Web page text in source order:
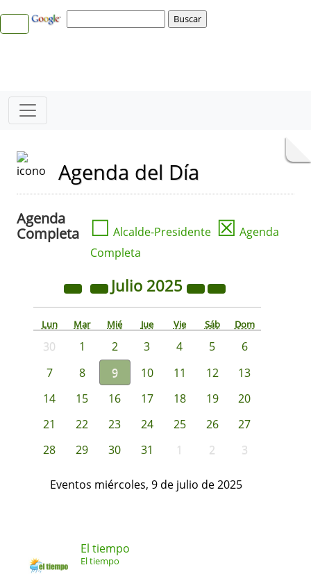
Agenda del Día
Agenda
Completa
☐ Alcalde-Presidente ☒ Agenda
Completa
Julio 2025
Lun Mar Mié Jue Vie Sáb Dom
30 1 2 3 4 5
6
7
8 9 10 11 12
13
14
15 16 17 18 19
20
21
22 23 24 25 26
27
28
29 30 31 1 2 3
Eventos miércoles, 9 de julio de 2025
El tiempo
El tiempo